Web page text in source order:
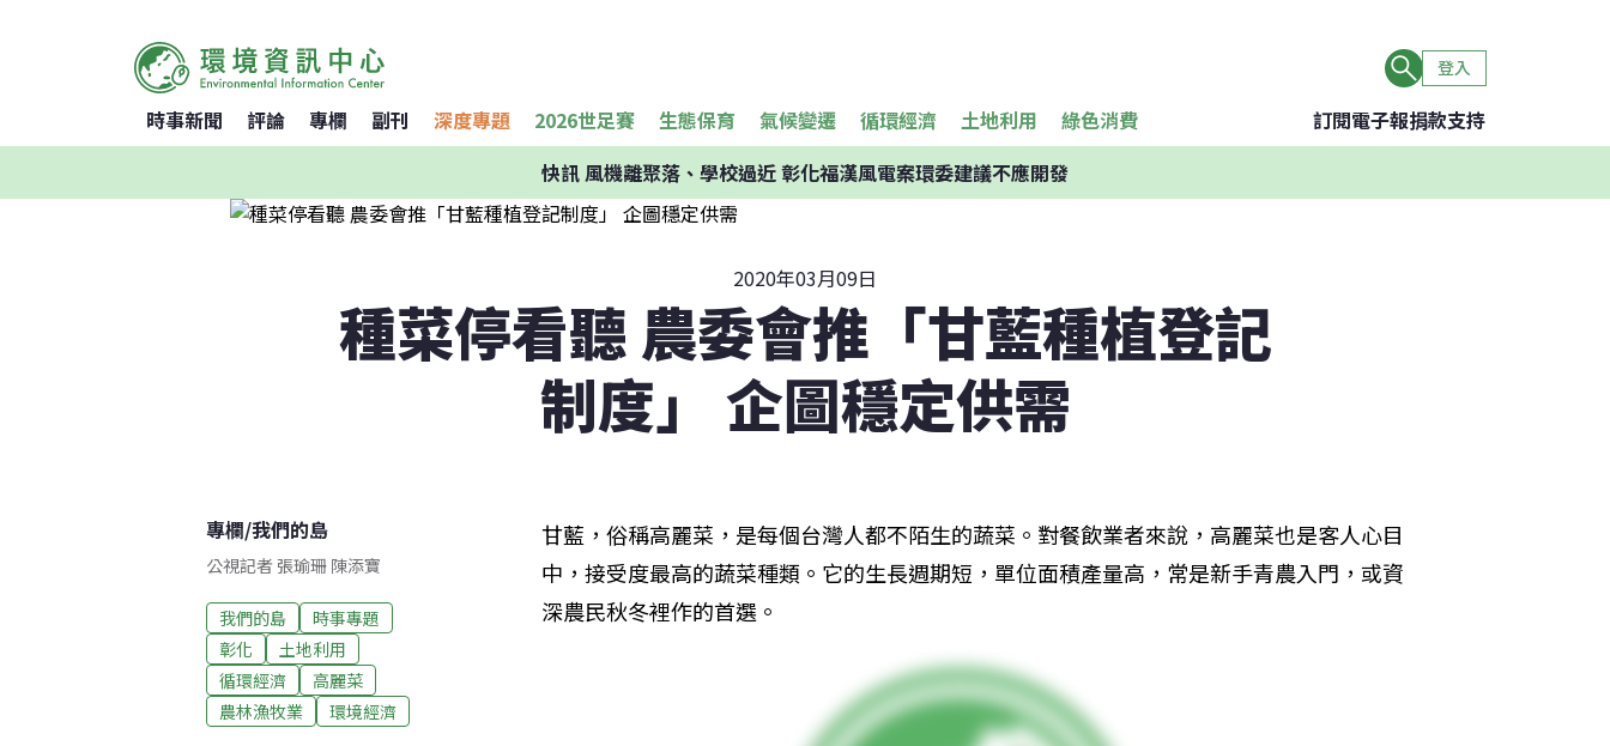
登入
時事新聞 評論 專欄 副刊 深度專題 2026世足賽 生態保育 氣候變遷 循環經濟 土地利用 綠色消費 訂閱電子報捐款支持
快訊風機離聚落、學校過近 彰化福漢風電案環委建議不應開發
2020年03月09日
種菜停看聽 農委會推「甘藍種植登記
制度」 企圖穩定供需
專欄/我們的島
公視記者 張瑜珊 陳添寶
我們的島
時事專題
彰化
土地利用
循環經濟
高麗菜
農林漁牧業
環境經濟
甘藍，俗稱高麗菜，是每個台灣人都不陌生的蔬菜。對餐飲業者來說，高麗菜也是客人心目
中，接受度最高的蔬菜種類。它的生長週期短，單位面積產量高，常是新手青農入門，或資
深農民秋冬裡作的首選。